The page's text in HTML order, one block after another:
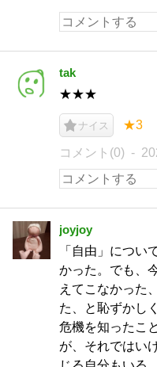
tak
★★★
ナイス ★3
コメント(0)
joyjoy
「自由」につい
かった。でも、
えてこなかった
た、と恥ずかし
危機を知ったこ
が、それではい